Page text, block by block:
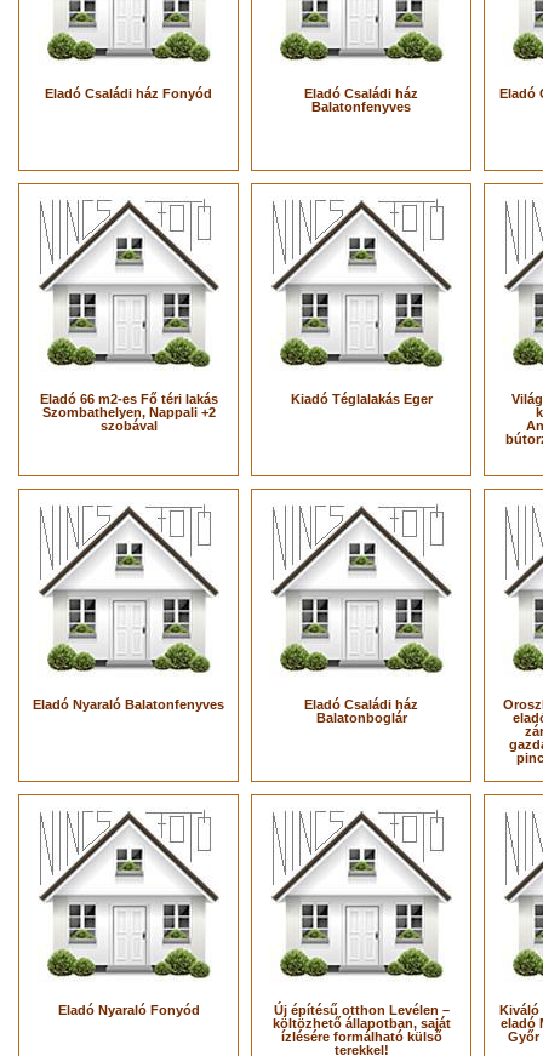
Eladó Családi ház Fonyód
Eladó Családi ház
Balatonfenyves
Eladó
Eladó 66 m2-es Fő téri lakás
Szombathelyen, Nappali +2
szobával
Kiadó Téglalakás Eger
Eladó Nyaraló Balatonfenyves
Eladó Családi ház
Balatonboglár
Eladó Nyaraló Fonyód
Új építésű otthon Levélen –
költözhető állapotban, saját
ízlésére formálható külső
terekkel!
Kiváló
eladó
Győr